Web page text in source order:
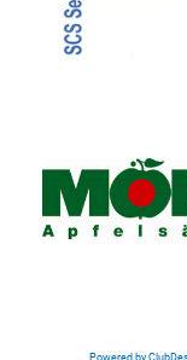
Powered by